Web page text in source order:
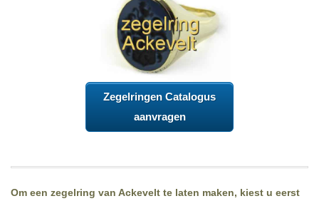
Zegelringen Catalogus
aanvragen
Om een zegelring van Ackevelt te laten maken, kiest u eerst